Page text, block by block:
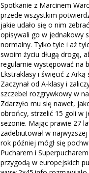
Spotkanie z Marcinem
przede wszystkim
jakie udało się o nim
opisywali go w jednakowy
normalny. Tylko tyle i aż
swoim życiu długą drogę,
regularnie występować na
Ekstraklasy i święcić z Arką
Zaczynał od A-klasy i
szczebel rozgrywkowy w
Zdarzyło mu się nawet,
obrońcy, strzelić 15 goli w
sezonie. Mając prawie 27
zadebiutował w
rok później mógł się
Pucharem i
przygodą w europejskich